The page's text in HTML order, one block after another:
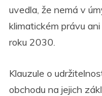
uvedla, že nemá v
klimatickém právu
roku 2030.
Klauzule o
obchodu na jejich